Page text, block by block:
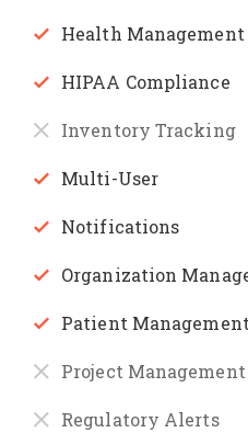
Health Management
HIPAA Compliance
Inventory Tracking
Multi-User
Notifications
Organization
Patient Management
Project Management
Regulatory Alerts